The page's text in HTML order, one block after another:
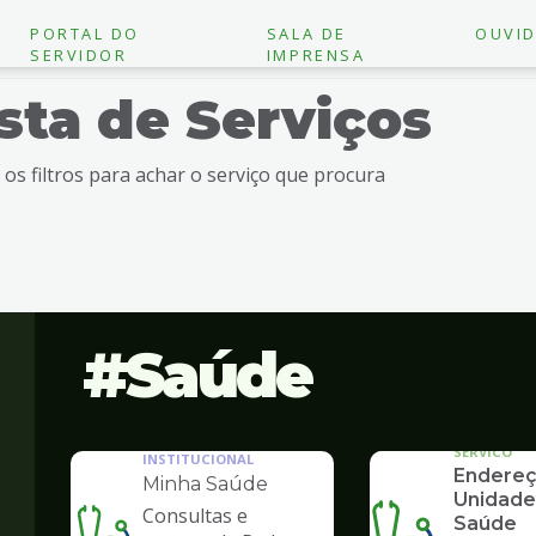
PORTAL DO
SERVIDOR
SALA DE
IMPRENSA
de Serviços
os filtros para achar o serviço que procura
Saúde
INSTITUCIONAL
Minha Saúde
Consultas e
SERVICO
Saúde